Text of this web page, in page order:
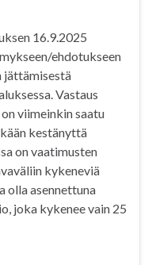
16.9.2025
ehdotukseen
jättämisestä
Vastaus
viimeinkin saatu
kestänyttä
on vaatimusten
kykeneviä
olla asennettuna
joka kykenee vain 25